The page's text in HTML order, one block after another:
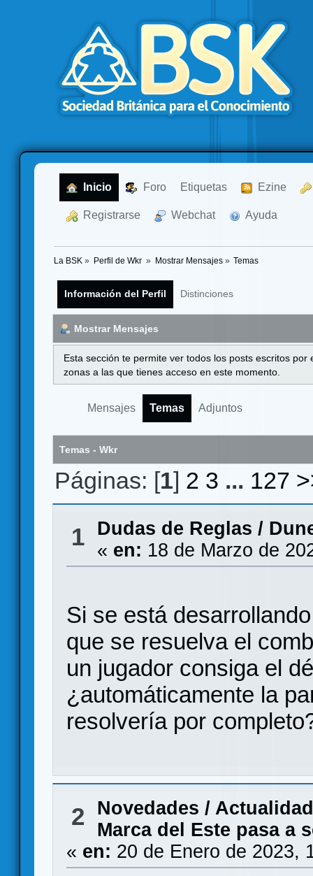
Inicio Foro Etiquetas Ezine
Registrarse Webchat Ayuda
La BSK » Perfil de Wkr » Mostrar Mensajes» Temas
Información del Perfil Distinciones
Mostrar Mensajes
Esta sección te permite ver todos los posts escritos
zonas a las que tienes acceso en este momento.
Mensajes Temas Adjuntos
Temas - Wkr
Páginas: [1] 2 3 ... 127
1 Dudas de Reglas /
« en: 18 de Marzo de
Si se está
que se resuelva el
un jugador consiga el
¿automáticamente la
resolvería por
2
Novedades / Actualidad
Marca del Este pasa a
« en: 20 de Enero de 2023,